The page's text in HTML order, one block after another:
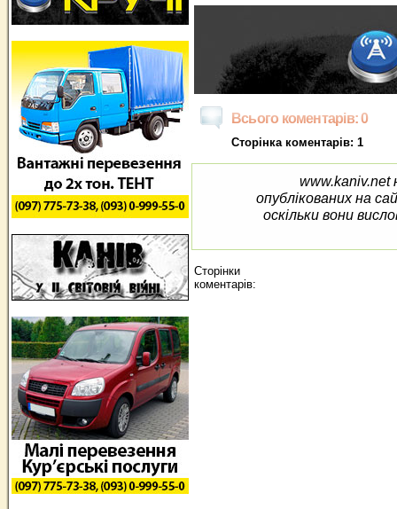
Всього коментарів: 0
Сторінка коментарів: 1
www.kaniv.net
опублікованих на
оскільки вони
Сторінки
коментарів: